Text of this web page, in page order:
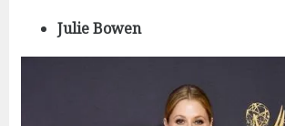
Julie Bowen